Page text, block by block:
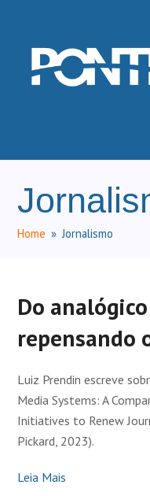
Home » Jornalismo
Do
repensando
Luiz Prendin escreve
Media Systems: A
Initiatives to Renew
Pickard, 2023).
Leia Mais